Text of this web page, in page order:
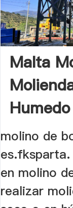
Malta
Humedo
molino de
en molino
realizar